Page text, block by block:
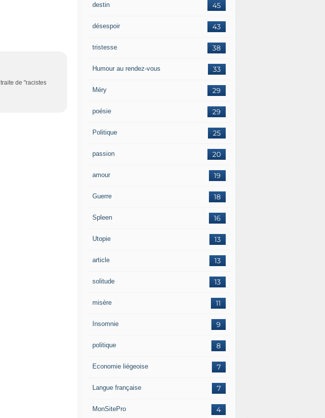
de "racistes
45
destin
43
désespoir
38
tristesse
33
Humour au rendez-vous
29
Méry
29
poésie
25
Politique
20
passion
19
amour
18
Guerre
16
Spleen
13
Utopie
13
article
13
solitude
11
misère
9
Insomnie
8
politique
7
Economie liégeoise
7
Langue française
4
MonSitePro